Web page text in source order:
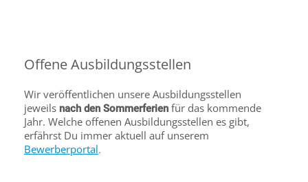
Offene Ausbildungsstellen
Wir veröffentlichen unsere Ausbildungsstellen
jeweils nach den Sommerferien für das kommende
Jahr. Welche offenen Ausbildungsstellen es gibt,
erfährst Du immer aktuell auf unserem
Bewerberportal.